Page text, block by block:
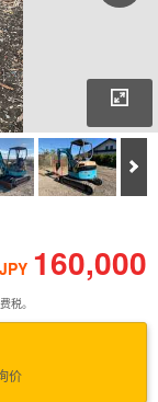
JPY 160,000
税。
价